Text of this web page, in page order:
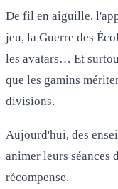
De fil en aiguille,
jeu, la Guerre des
les avatars… Et
que les gamins
divisions.
Aujourd'hui, des
animer leurs séances
récompense.